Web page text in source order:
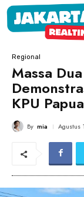
Regional
Massa
KPU Papua
By mia Agustus